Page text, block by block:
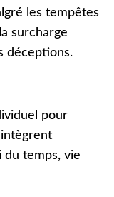
les tempêtes
surcharge
déceptions.
pour
du temps, vie